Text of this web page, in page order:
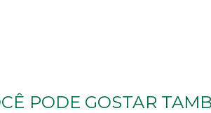
PODE GOSTAR